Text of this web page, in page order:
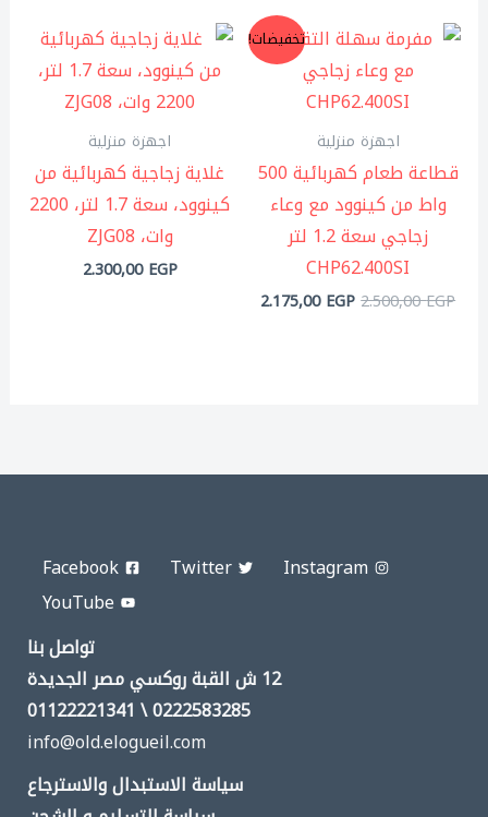
تخفيضات!
اجهزة منزلية
قطاعة طعام كهربائية 500
واط من كينوود مع وعاء
زجاجي سعة 1.2 لتر
CHP62.400SI
2.500,00EGP
السعر
الأصلي
هو:
2.500,00 EGP.
2.175,00EGP
السعر
الحالي
هو:
2.175,00 EGP.
اجهزة منزلية
غلاية زجاجية كهربائية من
كينوود، سعة 1.7 لتر، 2200
وات، ZJG08
2.300,00EGP
Instagram
Twitter
Facebook
YouTube
تواصل بنا
12 ش القبة روكسي مصر الجديدة
0222583285 \ 01122221341
info@old.elogueil.com
سياسة الاستبدال والاسترجاع